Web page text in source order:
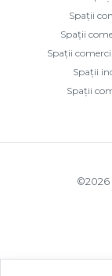
Spații
Spații
Spații
Spații
Spații
©2026